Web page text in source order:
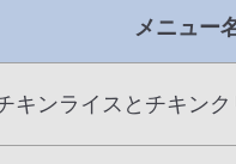
メニュー
キンライスとチキン